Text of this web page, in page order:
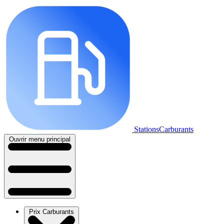
StationsCarburants
Ouvrir menu principal
Prix Carburants